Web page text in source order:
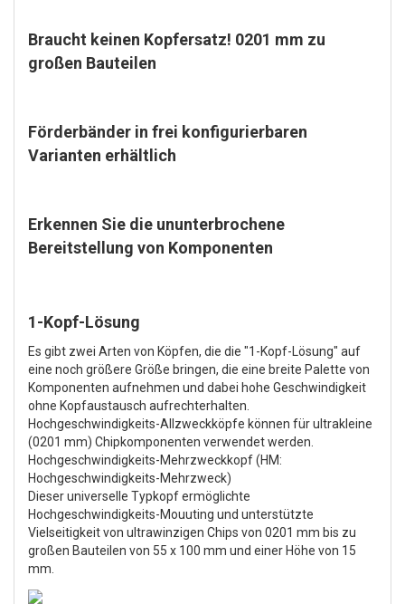
Braucht keinen Kopfersatz! 0201 mm zu
großen Bauteilen
Förderbänder in frei konfigurierbaren
Varianten erhältlich
Erkennen Sie die ununterbrochene
Bereitstellung von Komponenten
1-Kopf-Lösung
Es gibt zwei Arten von Köpfen, die die "1-Kopf-Lösung" auf
eine noch größere Größe bringen, die eine breite Palette von
Komponenten aufnehmen und dabei hohe Geschwindigkeit
ohne Kopfaustausch aufrechterhalten.
Hochgeschwindigkeits-Allzweckköpfe können für ultrakleine
(0201 mm) Chipkomponenten verwendet werden.
Hochgeschwindigkeits-Mehrzweckkopf (HM:
Hochgeschwindigkeits-Mehrzweck)
Dieser universelle Typkopf ermöglichte
Hochgeschwindigkeits-Mouuting und unterstützte
Vielseitigkeit von ultrawinzigen Chips von 0201 mm bis zu
großen Bauteilen von 55 x 100 mm und einer Höhe von 15
mm.